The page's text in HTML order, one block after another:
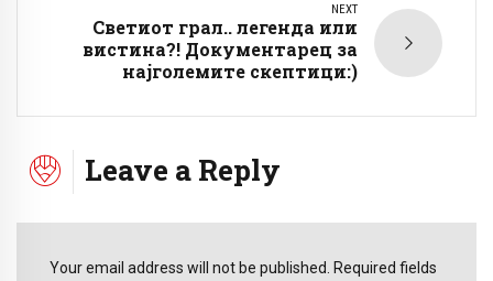
NEXT
Светиот грал.. легенда или
вистина?! Документарец за
најголемите скептици:)
Leave a Reply
Your email address will not be published. Required fields